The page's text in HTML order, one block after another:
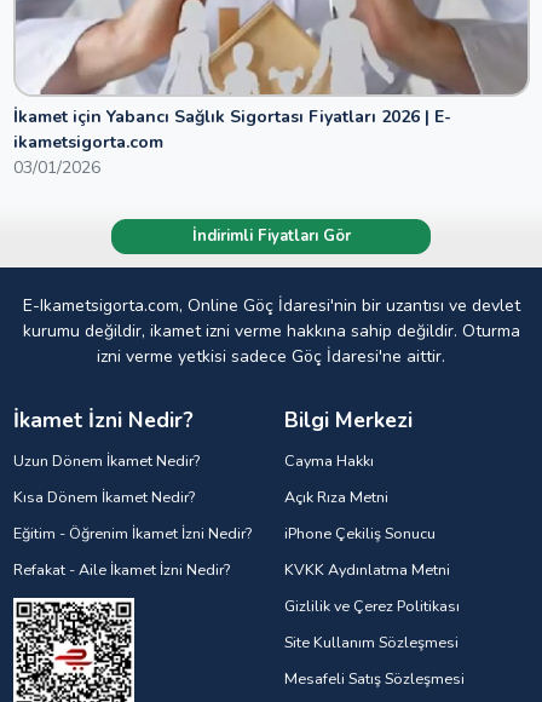
İkamet için Yabancı Sağlık Sigortası Fiyatları 2026 | E-
ikametsigorta.com
03/01/2026
İndirimli Fiyatları Gör
E-Ikametsigorta.com, Online Göç İdaresi'nin bir uzantısı ve devlet
kurumu değildir, ikamet izni verme hakkına sahip değildir. Oturma
izni verme yetkisi sadece Göç İdaresi'ne aittir.
İkamet İzni Nedir?
Uzun Dönem İkamet Nedir?
Kısa Dönem İkamet Nedir?
Eğitim - Öğrenim İkamet İzni Nedir?
Refakat - Aile İkamet İzni Nedir?
Bilgi Merkezi
Cayma Hakkı
Açık Rıza Metni
iPhone Çekiliş Sonucu
KVKK Aydınlatma Metni
Gizlilik ve Çerez Politikası
Site Kullanım Sözleşmesi
Mesafeli Satış Sözleşmesi